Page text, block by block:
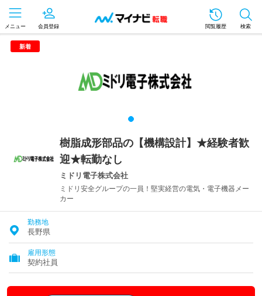
メニュー 会員登録 閲覧履歴 検索
新着
樹脂成形部品の【機構設計】★経験者歓
迎★転勤なし
ミドリ電子株式会社
ミドリ安全グループの一員！堅実経営の電気・電子機器メー
カー
勤務地
長野県
雇用形態
契約社員